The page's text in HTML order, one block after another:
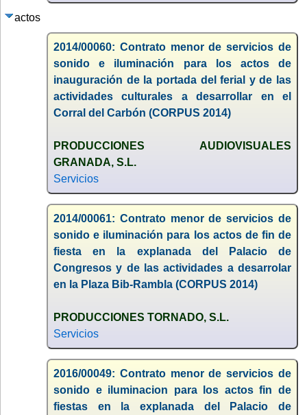
actos
2014/00060: Contrato menor de servicios de
sonido e iluminación para los actos de
inauguración de la portada del ferial y de las
actividades culturales a desarrollar en el
Corral del Carbón (CORPUS 2014)
PRODUCCIONES AUDIOVISUALES
GRANADA, S.L.
Servicios
2014/00061: Contrato menor de servicios de
sonido e iluminación para los actos de fin de
fiesta en la explanada del Palacio de
Congresos y de las actividades a desarrolar
en la Plaza Bib-Rambla (CORPUS 2014)
PRODUCCIONES TORNADO, S.L.
Servicios
2016/00049: Contrato menor de servicios de
sonido e iluminacion para los actos fin de
fiestas en la explanada del Palacio de